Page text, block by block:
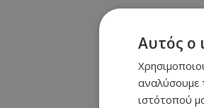
Αυτός ο
αναλύσουμε
ιστότοπού